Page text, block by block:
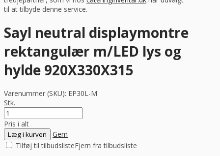
til at tilbyde denne service.
Sayl neutral displaymontre
rektangulær m/LED lys og
hylde 920X330X315
Varenummer (SKU): EP30L-M
Stk.
Pris i alt
Læg i kurven
Gem
Tilføj til tilbudslisteFjern fra tilbudsliste